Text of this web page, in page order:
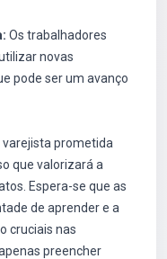
Os trabalhadores
novas
pode ser um avanço
prometida
que valorizará a
Espera-se que as
de aprender e a
cruciais nas
preencher